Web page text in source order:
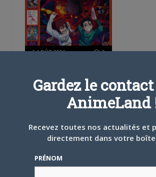
5 AOÛT 2026 0
disponible !
4 AOÛT 2026
Gardez le
AnimeLand
Recevez toutes nos actualités et
directement dans votre
PRÉNOM